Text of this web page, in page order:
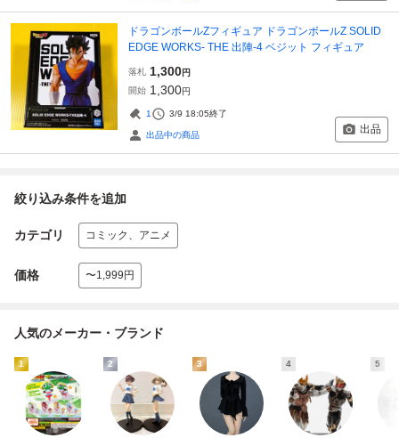
ドラゴンボールZフィギュア ドラゴンボールZ SOLID
EDGE WORKS- THE 出陣-4 ベジット フィギュア
落札 1,300円
開始 1,300円
1 3/9 18:05終了
出品中の商品 出品
絞り込み条件を追加
カテゴリ コミック、アニメ
価格 〜1,999円
人気のメーカー・ブランド
1 2 3 4 5